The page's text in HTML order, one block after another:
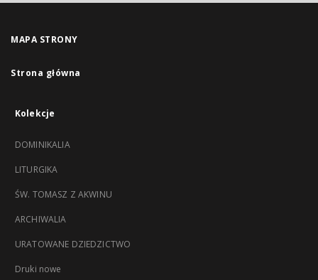
MAPA STRONY
Strona główna
Kolekcje
DOMINIKALIA
LITURGIKA
ŚW. TOMASZ Z AKWINU
ARCHIWALIA
URATOWANE DZIEDZICTWO
Druki nowe